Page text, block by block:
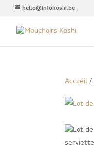
hello@infokoshi.be
Accueil/